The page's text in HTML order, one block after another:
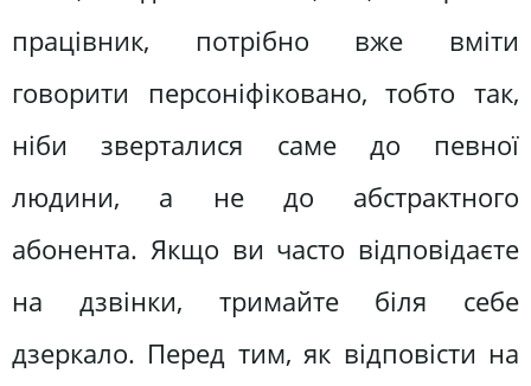
працівник, потрібно вже вміти
говорити персоніфіковано, тобто так,
ніби зверталися саме до певної
людини, а не до абстрактного
абонента. Якщо ви часто відповідаєте
на дзвінки, тримайте біля себе
дзеркало. Перед тим, як відповісти на